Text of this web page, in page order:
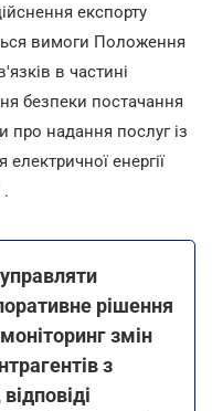
експорту
вимоги Положення
в частині
безпеки постачання
про надання послуг із
енергії
.
рішення
змін
з